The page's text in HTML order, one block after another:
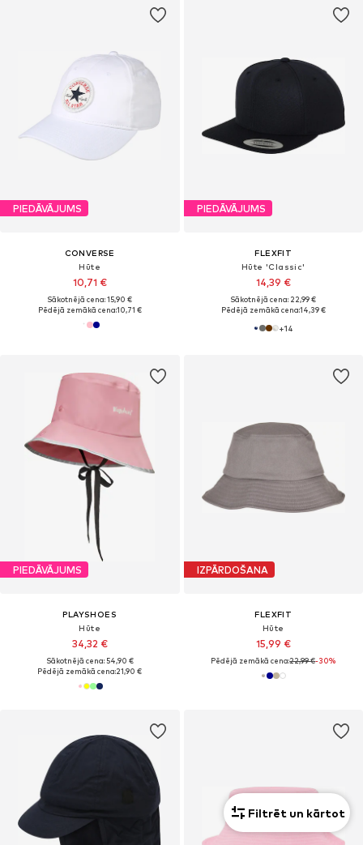
PIEDĀVĀJUMS
CONVERSE
Hūte
10,71 €
Sākotnējā cena: 15,90 €
Pēdējā zemākā cena:10,71 €
PIEDĀVĀJUMS
FLEXFIT
Hūte 'Classic'
14,39 €
Sākotnējā cena: 22,99 €
Pēdējā zemākā cena:14,39 €
+14
PIEDĀVĀJUMS
PLAYSHOES
Hūte
34,32 €
Sākotnējā cena: 54,90 €
Pēdējā zemākā cena:21,90 €
IZPĀRDOŠANA
FLEXFIT
Hūte
15,99 €
Pēdējā zemākā cena:22,99 €-30%
Filtrēt un kārtot